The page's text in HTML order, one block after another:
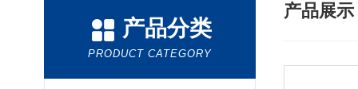
产品分类
PRODUCT CATEGORY
产品展示